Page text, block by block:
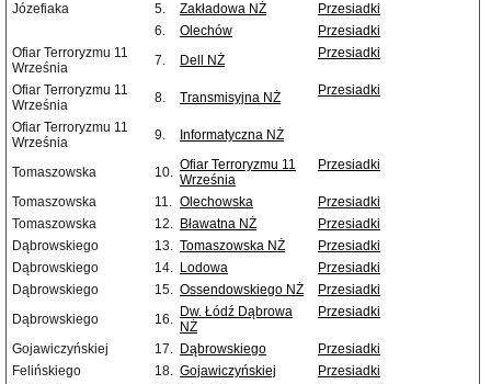
Józefiaka
5. Zakładowa NŻ
Przesiadki
6.
Olechów
Przesiadki
Ofiar Terroryzmu 11
Września
7. Dell NŻ Przesiadki
Ofiar Terroryzmu 11
Września
8. Transmisyjna NŻ Przesiadki
Ofiar Terroryzmu 11
Września
9. Informatyczna NŻ
Tomaszowska 10. Ofiar Terroryzmu 11
Września
Przesiadki
Tomaszowska 11. Olechowska
Przesiadki
Tomaszowska
12. Bławatna NŻ
Przesiadki
Dąbrowskiego
13. Tomaszowska NŻ
Przesiadki
Dąbrowskiego
14. Lodowa
Przesiadki
Dąbrowskiego
15. Ossendowskiego NŻ
Przesiadki
Dąbrowskiego
16. Dw. Łódź Dąbrowa
NŻ
Przesiadki
Gojawiczyńskiej 17. Dąbrowskiego
Przesiadki
Felińskiego
18. Gojawiczyńskiej
Przesiadki